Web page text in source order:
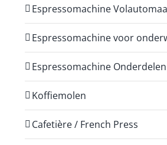
Espressomachine
Espressomachine voor
Espressomachine Onderdelen
Koffiemolen
Cafetière / French Press